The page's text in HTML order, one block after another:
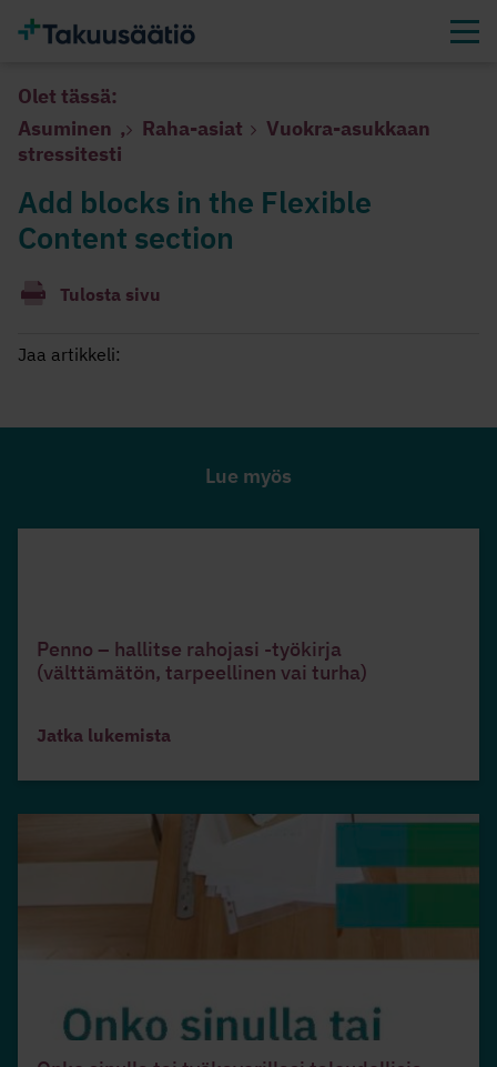
Olet tässä:
Asuminen , Raha-asiat
Vuokra-asukkaan
stressitesti
Add blocks in the Flexible
Content section
Tulosta sivu
Jaa artikkeli:
Lue myös
Penno – hallitse rahojasi -työkirja
(välttämätön, tarpeellinen vai turha)
Jatka lukemista